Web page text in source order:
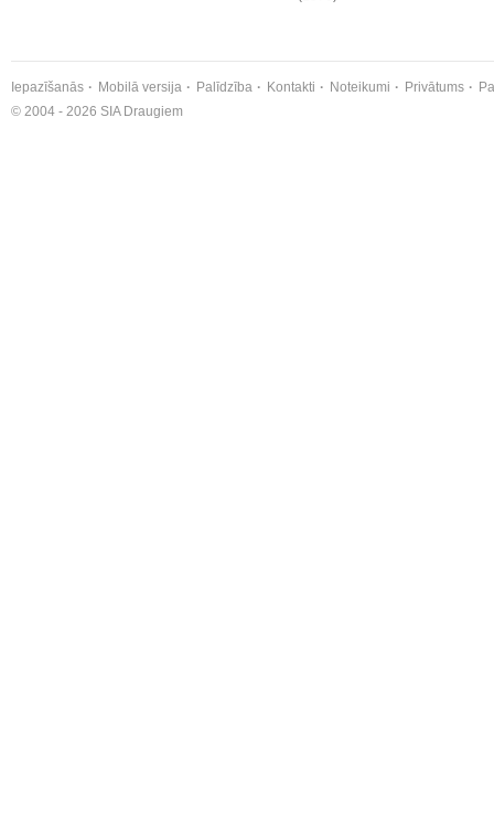
Iepazīšanās Mobilā versija Palīdzība Kontakti Noteikumi Privātums
© 2004 - 2026 SIA Draugiem